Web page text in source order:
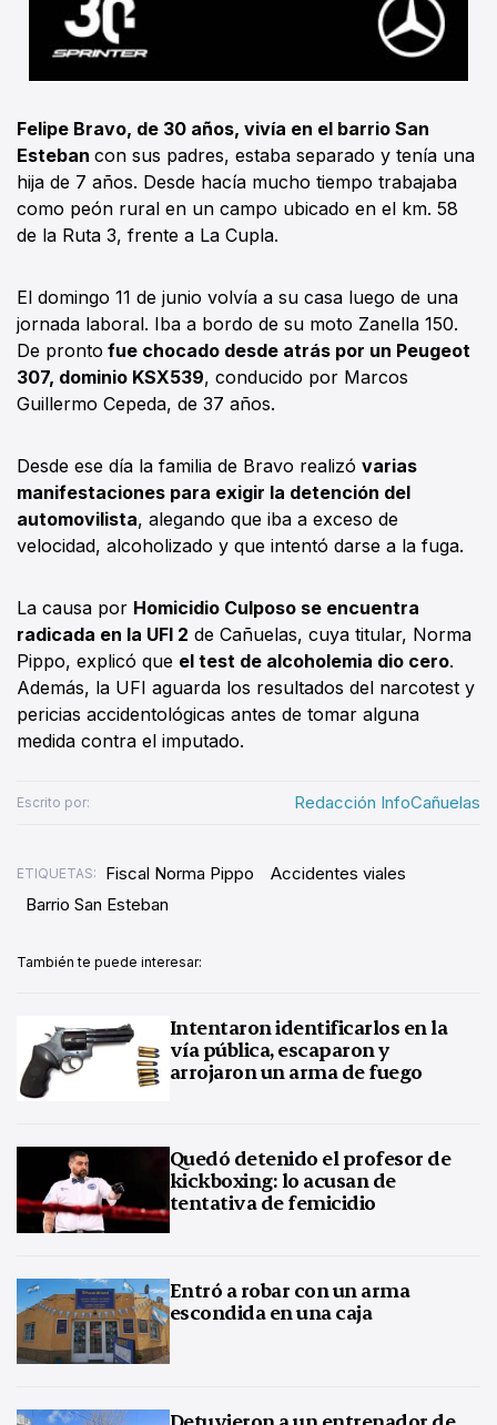
Felipe Bravo, de 30 años, vivía en el barrio San
Esteban con sus padres, estaba separado y tenía una
hija de 7 años. Desde hacía mucho tiempo trabajaba
como peón rural en un campo ubicado en el km. 58
de la Ruta 3, frente a La Cupla.
El domingo 11 de junio volvía a su casa luego de una
jornada laboral. Iba a bordo de su moto Zanella 150.
De pronto fue chocado desde atrás por un Peugeot
307, dominio KSX539, conducido por Marcos
Guillermo Cepeda, de 37 años.
Desde ese día la familia de Bravo realizó varias
manifestaciones para exigir la detención del
automovilista, alegando que iba a exceso de
velocidad, alcoholizado y que intentó darse a la fuga.
La causa por Homicidio Culposo se encuentra
radicada en la UFI 2 de Cañuelas, cuya titular, Norma
Pippo, explicó que el test de alcoholemia dio cero.
Además, la UFI aguarda los resultados del narcotest y
pericias accidentológicas antes de tomar alguna
medida contra el imputado.
Escrito por: Redacción InfoCañuelas
ETIQUETAS: Fiscal Norma Pippo
Accidentes viales
Barrio San Esteban
También te puede interesar:
Intentaron identificarlos en la
vía pública, escaparon y
arrojaron un arma de fuego
Quedó detenido el profesor de
kickboxing: lo acusan de
tentativa de femicidio
Entró a robar con un arma
escondida en una caja